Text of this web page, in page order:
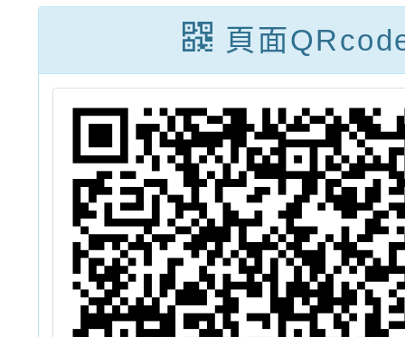
課程
暨「
115年
計課
畫-全
訓工
與資
頁面